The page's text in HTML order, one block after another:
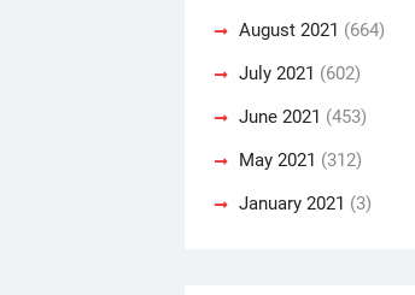
August 2021 (664)
July 2021 (602)
June 2021 (453)
May 2021 (312)
January 2021 (3)